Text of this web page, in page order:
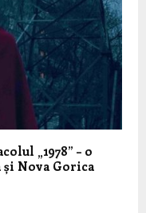
„1978” – o
Nova Gorica